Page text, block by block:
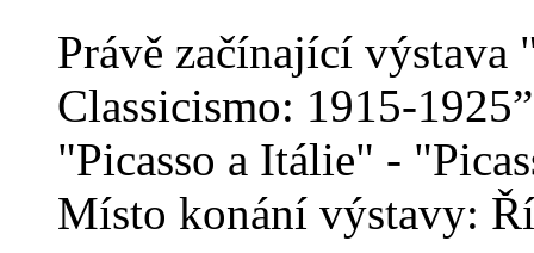
Právě začínající výstava
Classicismo: 1915-
"Picasso a Itálie" -
Místo konání výstavy: